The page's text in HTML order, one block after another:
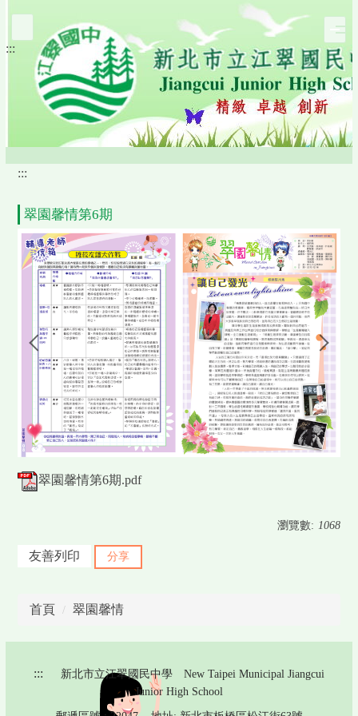
跳
主
:::
:::
翠園馨情第6期
翠園馨情第6期.pdf
瀏覽數: 1068
友善列印 分享
首頁 翠園馨情
::: 新北市立江翠國民中學 New Taipei Municipal Jiangcui
Junior High School